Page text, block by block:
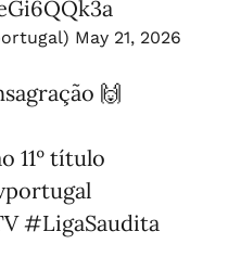
May 21, 2026
🙌
11º título
#LigaSaudita